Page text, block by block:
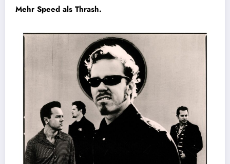
Mehr Speed als Thrash.